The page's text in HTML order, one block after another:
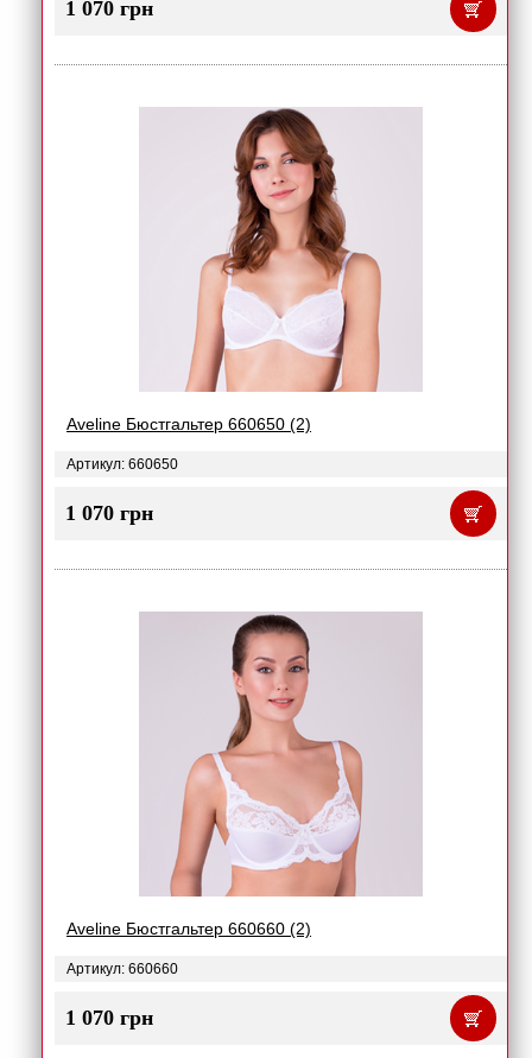
1 070 грн
Aveline Бюстгальтер 660650 (2)
Артикул: 660650
1 070 грн
Aveline Бюстгальтер 660660 (2)
Артикул: 660660
1 070 грн